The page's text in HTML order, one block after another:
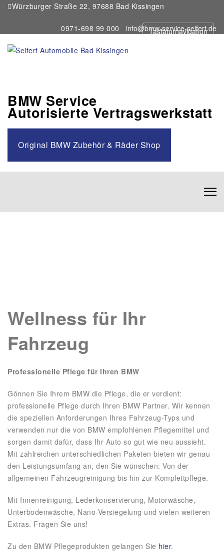
Würzburger Straße 22, 97688 Bad Kissingen
0971-698 99 000 info@bmw-service-seifert.de
BMW Service
Autorisierte Vertragswerkstatt
Original BMW Zubehör & Räder Shop
Wellness für Ihr
Fahrzeug
Professionelle Pflege für Ihren BMW
Gönnen Sie Ihrem BMW die Pflege, die er verdient:
professionelle Pflege durch Ihren BMW Partner. Wir kennen
die speziellen Anforderungen Ihres Fahrzeug-Typs und
verwenden nur die von BMW empfohlenen Pflegemittel und
sorgen damit dafür, dass Ihr Auto so gut wie neu aussieht.
Mit zahlreichen unterschiedlichen Paketen bieten wir genau
den Leistungsumfang an, den Sie wünschen: Von der
allgemeinen Fahrzeugreinigung bis hin zur Komplettpflege.
Mit Innenreinigung, Lederkonservierung, Motorwäsche,
Unterbodenwäsche, Nano-Versiegelung und vielen weiteren
Extras. Fragen Sie uns!
Zu den BMW Pflegeprodukten gelangen Sie hier.
Tastaturnavigation